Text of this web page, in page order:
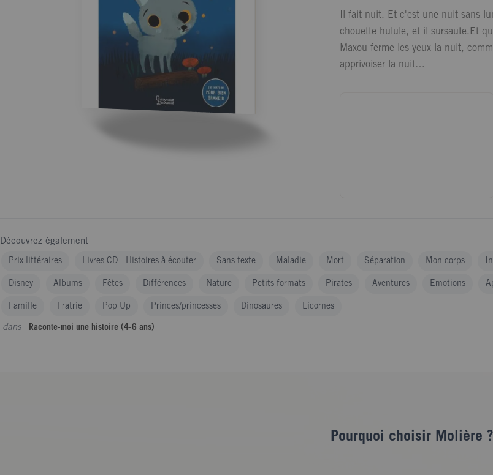
Il fait nuit. Et c'est une nuit sans
chouette hulule, et il sursaute.Et
Maxou ferme les yeux la nuit,
apprivoiser la nuit…
Découvrez également
Prix littéraires Livres CD - Histoires à écouter Sans texte Maladie Mort Séparation Mon corps
Disney Albums Fêtes Différences Nature Petits formats Pirates Aventures Emotions
Famille Fratrie Pop Up Princes/princesses Dinosaures Licornes
dans Raconte-moi une histoire (4-6 ans)
Pourquoi choisir Molière ?